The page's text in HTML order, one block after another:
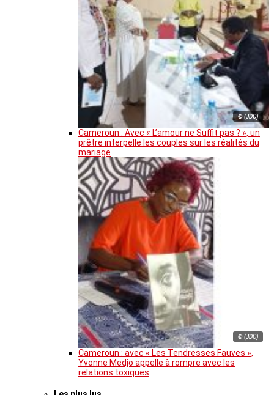
© (JDC)
Cameroun : Avec « L’amour ne Suffit pas ? », un
prêtre interpelle les couples sur les réalités du
mariage
© (JDC)
Cameroun : avec « Les Tendresses Fauves »,
Yvonne Medjo appelle à rompre avec les
relations toxiques